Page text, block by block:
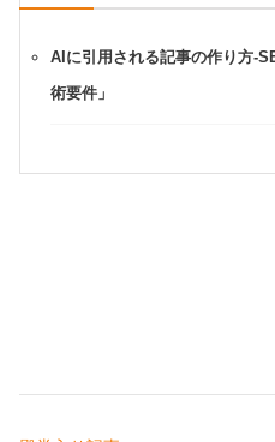
AIに引用される記事の作り方-
術要件」